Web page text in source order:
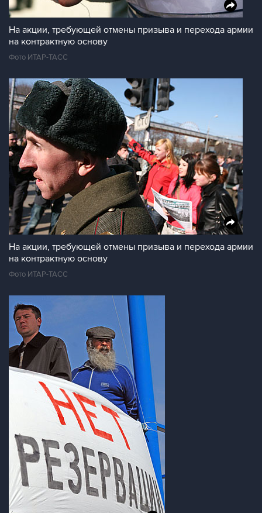
На акции, требующей отмены призыва и перехода армии
на контрактную основу
Фото ИТАР-ТАСС
На акции, требующей отмены призыва и перехода армии
на контрактную основу
Фото ИТАР-ТАСС